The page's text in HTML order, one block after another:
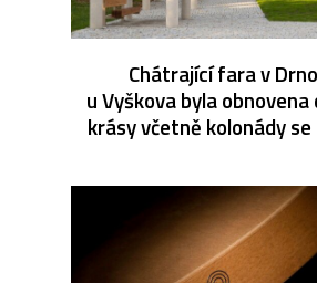
Chátrající fara v
u Vyškova byla
krásy včetně kolonády